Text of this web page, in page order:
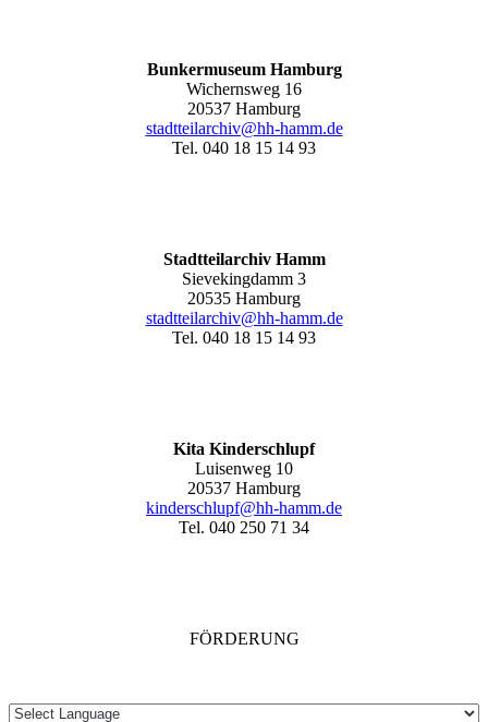
Bunkermuseum Hamburg
Wichernsweg 16
20537 Hamburg
stadtteilarchiv@hh-hamm.de
Tel. 040 18 15 14 93
Stadtteilarchiv Hamm
Sievekingdamm 3
20535 Hamburg
stadtteilarchiv@hh-hamm.de
Tel. 040 18 15 14 93
Kita Kinderschlupf
Luisenweg 10
20537 Hamburg
kinderschlupf@hh-hamm.de
Tel. 040 250 71 34
FÖRDERUNG